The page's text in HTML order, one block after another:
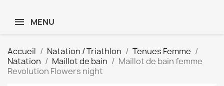
MENU
Accueil Natation / Triathlon
Tenues Femme
Natation
Maillot de bain
Maillot de bain femme
Revolution Flowers night